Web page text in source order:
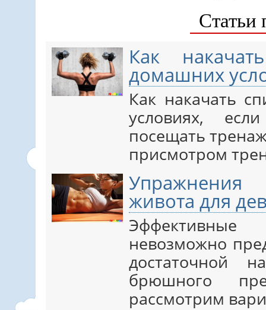
Статьи
Как
домашних
Как накачать
условиях,
посещать
присмотром
живота для
Эффективные
невозможно
достаточной
брюшного
рассмотрим